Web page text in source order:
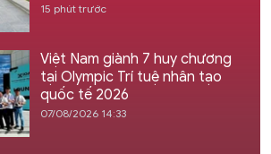
15 phút trước
Việt Nam giành 7 huy chương
tại Olympic Trí tuệ nhân tạo
quốc tế 2026
07/08/2026 14:33